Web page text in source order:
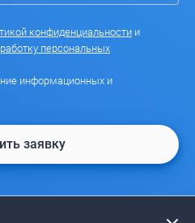
конфиденциальности и
персональных
информационных и
заявку